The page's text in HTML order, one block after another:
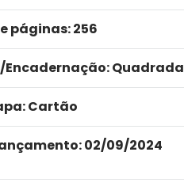
páginas: 256
: Quadrada
Cartão
02/09/2024